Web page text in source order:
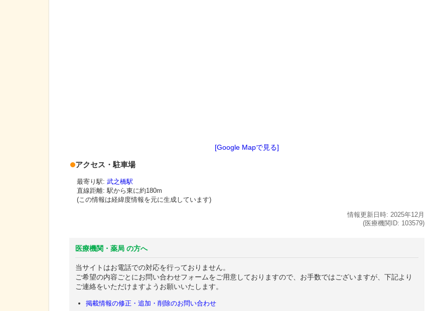
[Google Mapで見る]
アクセス・駐車場
最寄り駅: 武之橋駅
直線距離: 駅から東に約180m
(この情報は経緯度情報を元に生成しています)
情報更新日時: 2025年12月
(医療機関ID: 103579)
医療機関・薬局 の方へ
当サイトはお電話での対応を行っておりません。
ご希望の内容ごとにお問い合わせフォームをご用意しておりますので、お手数ではございますが、下記より
ご連絡をいただけますようお願いいたします。
掲載情報の修正・追加・削除のお問い合わせ